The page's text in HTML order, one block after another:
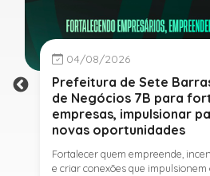
04/08/2026
Prefeitura de Sete
de Negócios 7B para
empresas, impulsionar
novas oportunidades
Fortalecer quem empreende,
e criar conexões que